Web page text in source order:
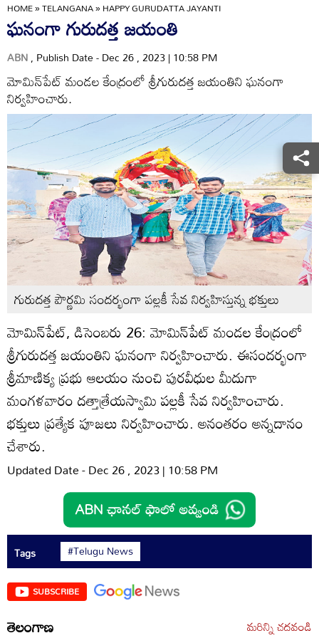
HOME»TELANGANA»HAPPY GURUDATTA JAYANTI
ఘనంగా గురుదత్త జయంతి
ABN, Publish Date - Dec 26 , 2023 | 10:58 PM
మోమిన్‌పేట్‌ మండల కేంద్రంలో శ్రీగురుదత్త జయంతిని ఘనంగా
నిర్వహించారు.
గురుదత్త పౌర్ణమి సందర్భంగా పల్లకీ సేవ నిర్వహిస్తున్న భక్తులు
మోమిన్‌పేట్‌, డిసెంబరు 26: మోమిన్‌పేట్‌ మండల కేంద్రంలో
శ్రీగురుదత్త జయంతిని ఘనంగా నిర్వహించారు. ఈసందర్భంగా
శ్రీమాణిక్య ప్రభు ఆలయం నుంచి పురవీధుల మీదుగా
మంగళవారం దత్తాత్రేయస్వామి పల్లకీ సేవ నిర్వహించారు.
భక్తులు ప్రత్యేక పూజలు నిర్వహించారు. అనంతరం అన్నదానం
చేశారు.
Updated Date - Dec 26 , 2023 | 10:58 PM
Tags #Telugu News
SUBSCRIBE
తెలంగాణ మరిన్ని చదవండి